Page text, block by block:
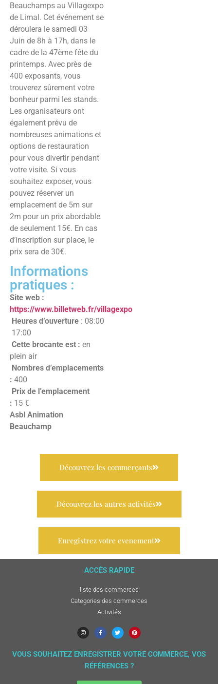
Beauchamps au Villagexpo
de Limal. Cet événement se
déroulera le samedi 03
Juin de 8h à 17h, dans le
cadre de la 47ème fête du
printemps. Avec près de
400 exposants, vous
trouverez sûrement votre
bonheur parmi les stands.
Les organisateurs ont
également prévu de
nombreuses animations et
options de restauration
pour vous divertir pendant
votre visite. Si vous
souhaitez exposer, vous
pouvez réserver un
emplacement de 5m sur
2m pour un prix abordable
de seulement 15€. En cas
d’inscription sur place, le
prix sera de 30€.
Informations
pratiques :
Site web :
https://www.billetweb.fr/villagexpo
Heures d’ouverture : 08:00
17:00
Cette brocante est : en
plein air
Nombres d’emplacements
: 400
Prix de l’emplacement
: 15 €
Asbl Animation
Beauchamp
Découvrez les commerçants
Découvrez les autres activités
Enregistrez votre evenement
ACCÈS RAPIDE
liste des commerces
Categories des commerces
Activités
VOUS SOUHAITEZ ENREGISTRER VOTRE COMMERCE, VOS
RÉFÉRENCES ?